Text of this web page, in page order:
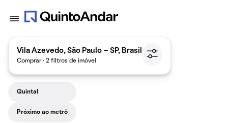
Vila Azevedo, São Paulo - SP, Brasil
Comprar · 2 filtros de imóvel
Quintal
Próximo ao metrô